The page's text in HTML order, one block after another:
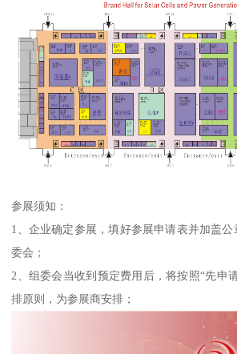
参展须知：
1、企业确定参展，填好参展申请表并加盖
委会；
2、组委会当收到预定费用后，将按照“先申
排原则，为参展商安排；